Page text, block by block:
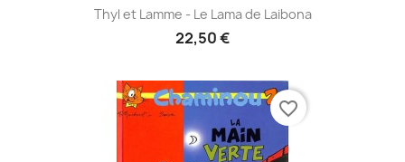
Thyl et Lamme - Le Lama de Laibona
22,50 €
favorite_border